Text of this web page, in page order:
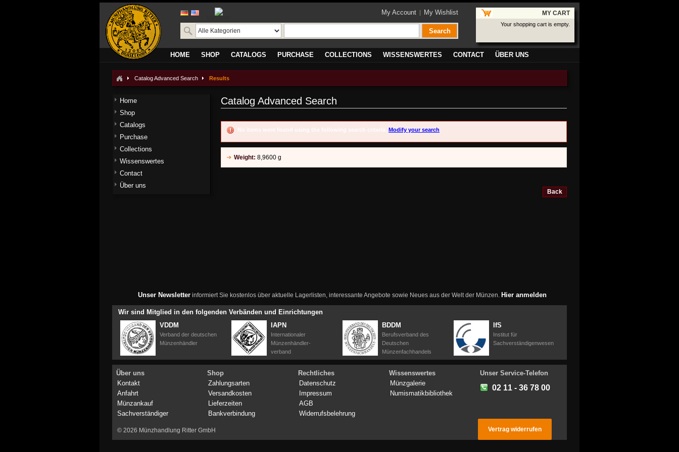
translate
My Account My Wishlist
Search
MY CART
Your shopping cart is empty.
HOME SHOP CATALOGS PURCHASE COLLECTIONS WISSENSWERTES CONTACT ÜBER UNS
Catalog Advanced Search Results
Catalog Advanced Search
No items were found using the following search criteria. Modify your search
Weight: 8,9600 g
Back
Home
Shop
Catalogs
Purchase
Collections
Wissenswertes
Contact
Über uns
Unser Newsletterinformiert Sie kostenlos über aktuelle Lagerlisten, interessante Angebote sowie Neues aus der Welt der Münzen. Hier anmelden
Wir sind Mitglied in den folgenden Verbänden und Einrichtungen
VDDM
Verband der deutschen
Münzenhändler
IAPN
Internationaler
Münzenhändler-
verband
BDDM
Berufsverband des
Deutschen
Münzenfachhandels
IfS
Institut für
Sachverständigenwesen
Über uns
Kontakt
Anfahrt
Münzankauf
Sachverständiger
Shop
Zahlungsarten
Versandkosten
Lieferzeiten
Bankverbindung
Rechtliches
Datenschutz
Impressum
AGB
Widerrufsbelehrung
Wissenswertes
Münzgalerie
Numismatikbibliothek
Unser Service-Telefon
02 11 - 36 78 00
© 2026 Münzhandlung Ritter GmbH Vertrag widerrufen